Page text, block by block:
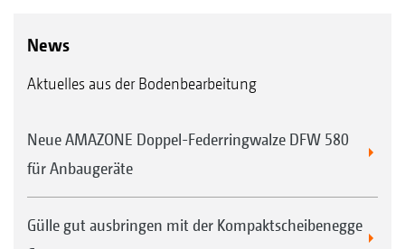
News
Aktuelles aus der Bodenbearbeitung
Neue AMAZONE Doppel-Federringwalze DFW 580
für Anbaugeräte
Gülle gut ausbringen mit der Kompaktscheibenegge